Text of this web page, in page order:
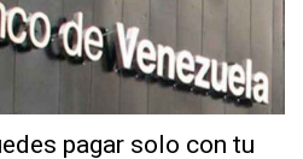
pagar solo con tu